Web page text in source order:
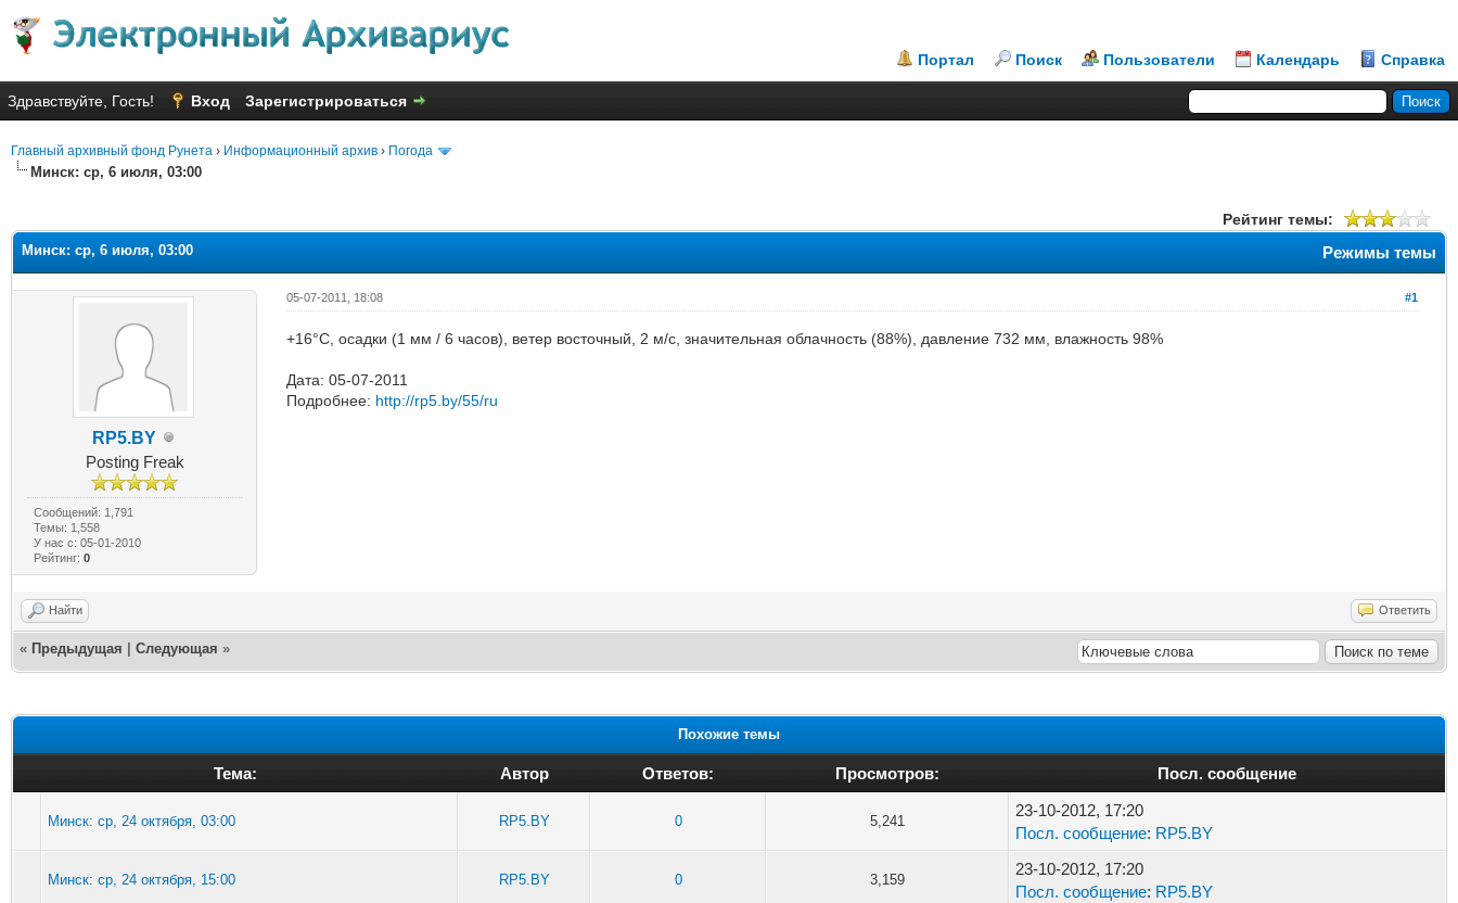
Портал Поиск Пользователи Календарь Справка
Здравствуйте, Гость! Вход Зарегистрироваться
Главный архивный фонд Рунета › Информационный архив › Погода
Минск: ср, 6 июля, 03:00
Рейтинг темы:
Режимы темы
Минск: ср, 6 июля, 03:00
RP5.BY
Posting Freak
Сообщений: 1,791
Темы: 1,558
У нас с: 05-01-2010
Рейтинг:0
#1
05-07-2011, 18:08
+16°C, осадки (1 мм / 6 часов), ветер восточный, 2 м/с, значительная облачность (88%), давление 732 мм, влажность 98%
Дата: 05-07-2011
Подробнее: http://rp5.by/55/ru
Найти Ответить
« Предыдущая Следующая »
Похожие темы
Тема: Автор Ответов: Просмотров: Посл. сообщение
Минск: ср, 24 октября, 03:00 RP5.BY 0 5,241
23-10-2012, 17:20
Посл. сообщение: RP5.BY
Минск: ср, 24 октября, 15:00 RP5.BY 0 3,159
23-10-2012, 17:20
Посл. сообщение: RP5.BY